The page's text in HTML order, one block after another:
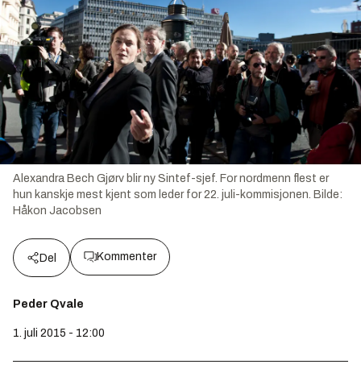
Alexandra Bech Gjørv blir ny Sintef-sjef. For nordmenn flest er
hun kanskje mest kjent som leder for 22. juli-kommisjonen. Bilde:
Håkon Jacobsen
Del Kommenter
Peder Qvale
1. juli 2015 - 12:00